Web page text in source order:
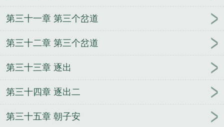
第三十一章 第三个岔道
第三十二章 第三个岔道
第三十三章 逐出
第三十四章 逐出二
第三十五章 朝子安